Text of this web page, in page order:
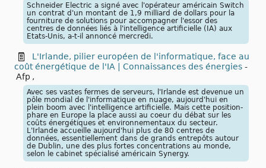
Schneider Electric a signé avec l'opérateur américain Switch
un contrat d'un montant de 1,9 milliard de dollars pour la
fourniture de solutions pour accompagner l'essor des
centres de données liés à l'intelligence artificielle (IA) aux
Etats-Unis, a-t-il annoncé mercredi.
L'Irlande, pilier européen de l'informatique, face au
coût énergétique de l'IA | Connaissances des énergies -
Afp ,
Avec ses vastes fermes de serveurs, l'Irlande est devenue un
pôle mondial de l'informatique en nuage, aujourd'hui en
plein boom avec l'intelligence artificielle. Mais cette position-
phare en Europe la place aussi au coeur du débat sur les
coûts énergétiques et environnementaux du secteur.
L'Irlande accueille aujourd'hui plus de 80 centres de
données, essentiellement dans de grands entrepôts autour
de Dublin, une des plus fortes concentrations au monde,
selon le cabinet spécialisé américain Synergy.